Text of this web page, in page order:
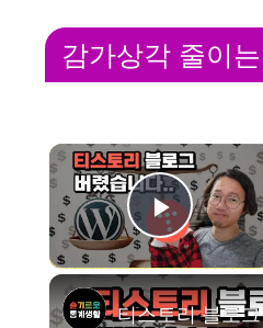
감가상각 줄이
Play